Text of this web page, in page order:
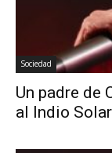
Sociedad
Un padre de
al Indio